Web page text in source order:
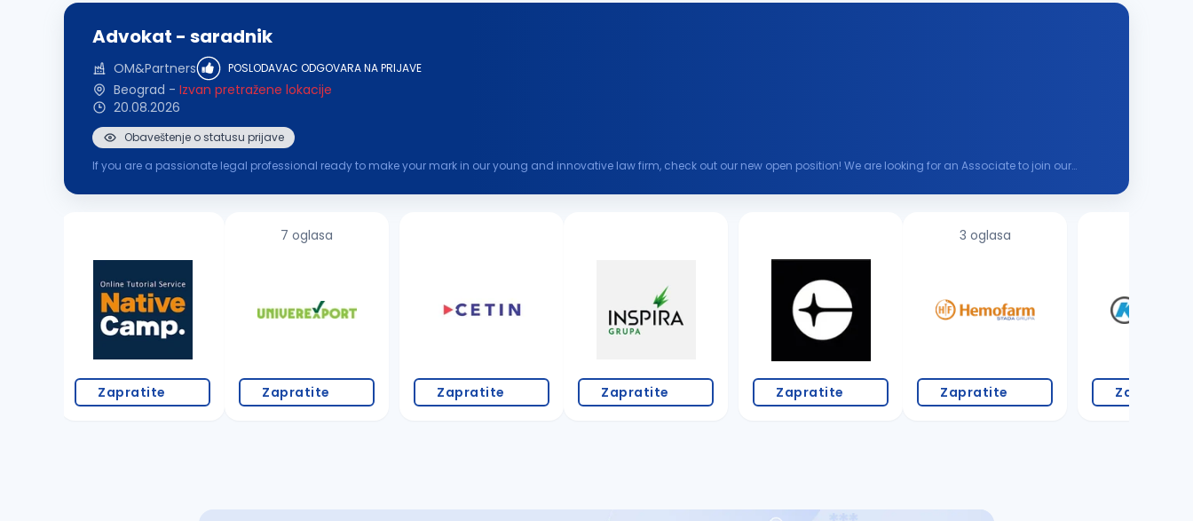
Advokat - saradnik
OM&Partners POSLODAVAC ODGOVARA NA PRIJAVE
Beograd - Izvan pretražene lokacije
20.08.2026
Obaveštenje o statusu prijave
If you are a passionate legal professional ready to make your mark in our young and innovative law firm, check out our new open position! We are looking for an Associate to join our
Zapratite
7 oglasa
Zapratite Zapratite Zapratite Zapratite
3 oglasa
Zapratite Zapratite